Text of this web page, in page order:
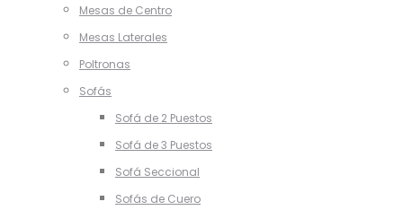
Mesas de Centro
Mesas Laterales
Poltronas
Sofás
Sofá de 2 Puestos
Sofá de 3 Puestos
Sofá Seccional
Sofás de Cuero